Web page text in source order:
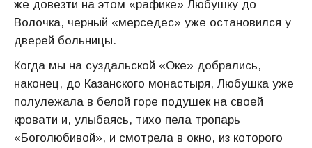
же довезти на этом «рафике» Любушку до
Волочка, черный «мерседес» уже остановился у
дверей больницы.
Когда мы на суздальской «Оке» добрались,
наконец, до Казанского монастыря, Любушка уже
полулежала в белой горе подушек на своей
кровати и, улыбаясь, тихо пела тропарь
«Боголюбивой», и смотрела в окно, из которого